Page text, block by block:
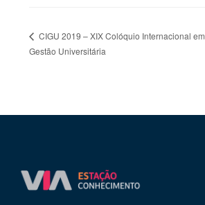
CIGU 2019 – XIX Colóquio Internacional em
Gestão Universitária